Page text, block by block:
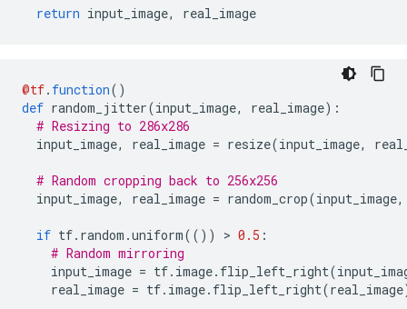
return input_image, real_image
@tf. function()
def random_jitter(input_image, real_image):
# Resizing to 286x286
input_image, real_image = resize(input_image,
# Random cropping back to 256x256
input_image, real_image = random_crop(input_image,
if tf. random .uniform(()) > 0.5 :
# Random mirroring
input_image = tf. image. flip_left_right(
real_image = tf. image. flip_left_right(real_image